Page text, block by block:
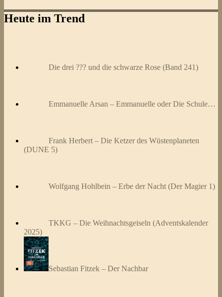
Heute im Trend
Die drei ??? und die schwarze Rose (Band 241)
Emmanuelle Arsan – Emmanuelle oder Die Schule…
Frank Herbert – Die Ketzer des Wüstenplaneten
(DUNE 5)
Wolfgang Hohlbein – Erbe der Nacht (Der Magier 1)
TKKG – Die Weihnachtsgeiseln (Adventskalender
2025)
Sebastian Fitzek – Der Nachbar